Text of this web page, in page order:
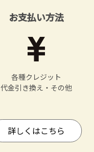
お支払い方法
各種クレジット
代金引き換え・その他
詳しくはこちら